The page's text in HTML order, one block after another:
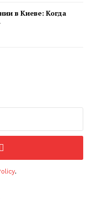
в Киеве: Когда
.